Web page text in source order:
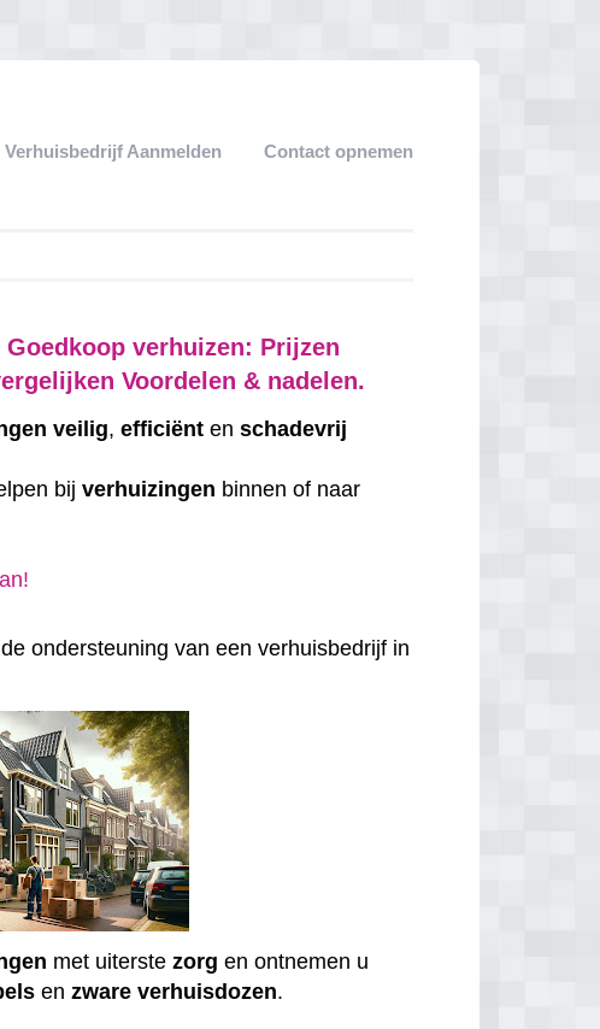
Verhuisbedrijf Aanmelden Contact opnemen
verhuizen: Prijzen
Voordelen & nadelen.
veilig,efficiënt enschadevrij
bijverhuizingen binnen of naar
ondersteuning van een verhuisbedrijf in
met uiterstezorg en ontnemen u
enzware verhuisdozen.